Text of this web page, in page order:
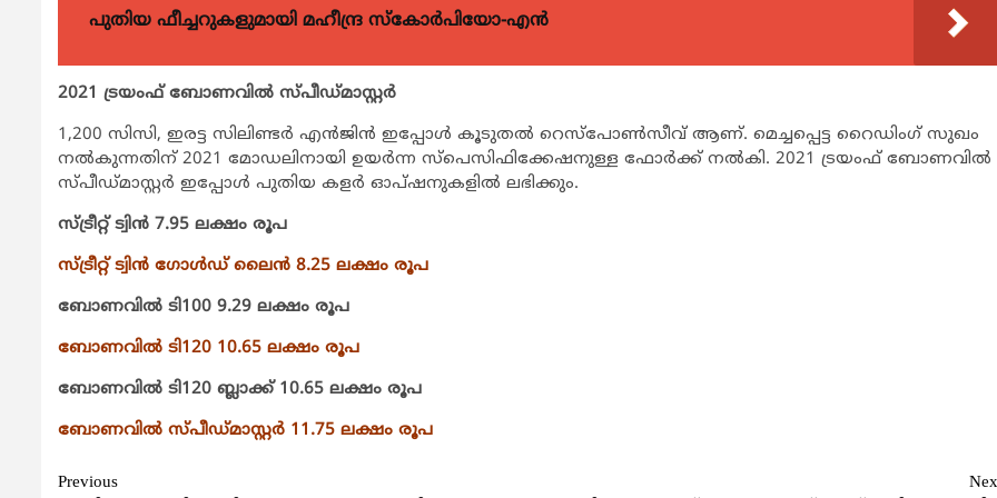
പുതിയ ഫീച്ചറുകളുമായി മഹീന്ദ്ര സ്കോർപിയോ-എൻ
2021 ട്രയംഫ് ബോണവില്‍ സ്പീഡ്മാസ്റ്റര്‍
1,200 സിസി, ഇരട്ട സിലിണ്ടര്‍ എന്‍ജിന്‍ ഇപ്പോള്‍ കൂടുതല്‍ റെസ്‌പോണ്‍സീവ് ആണ്. മെച്ചപ്പെട്ട റൈഡിംഗ് സുഖം
നല്‍കുന്നതിന് 2021 മോഡലിനായി ഉയര്‍ന്ന സ്‌പെസിഫിക്കേഷനുള്ള ഫോര്‍ക്ക് നല്‍കി. 2021 ട്രയംഫ് ബോണവില്‍
സ്പീഡ്മാസ്റ്റര്‍ ഇപ്പോള്‍ പുതിയ കളര്‍ ഓപ്ഷനുകളില്‍ ലഭിക്കും.
സ്ട്രീറ്റ് ട്വിന്‍ 7.95 ലക്ഷം രൂപ
സ്ട്രീറ്റ് ട്വിന്‍ ഗോള്‍ഡ് ലൈന്‍ 8.25 ലക്ഷം രൂപ
ബോണവില്‍ ടി100 9.29 ലക്ഷം രൂപ
ബോണവില്‍ ടി120 10.65 ലക്ഷം രൂപ
ബോണവില്‍ ടി120 ബ്ലാക്ക് 10.65 ലക്ഷം രൂപ
ബോണവില്‍ സ്പീഡ്മാസ്റ്റര്‍ 11.75 ലക്ഷം രൂപ
Continue
Previous